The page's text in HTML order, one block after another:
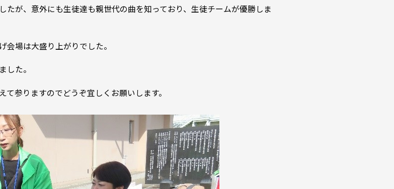
たが、意外にも生徒達も親世代の曲を知っており、生徒チームが優勝しま
場は大盛り上がりでした。
した。
参りますのでどうぞ宜しくお願いします。